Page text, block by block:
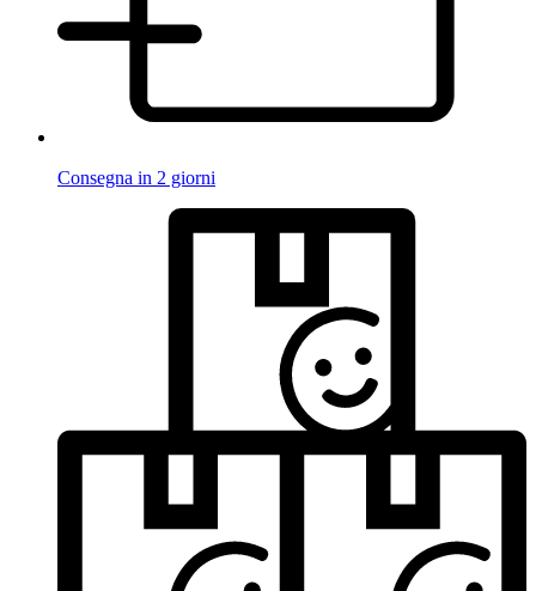
Consegna in 2 giorni